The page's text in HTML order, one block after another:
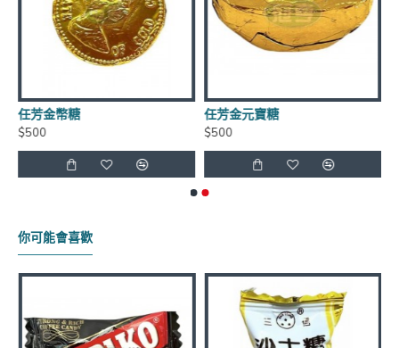
商品有效期限：客戶收到之商品距有效日期前90天以
續費另計60元~120元
保存方式：常溫
官網商品圖片僅供參考依實際出貨商品為主
任芳金幣糖
$500
任芳金元寶糖
$500
你可能會喜歡